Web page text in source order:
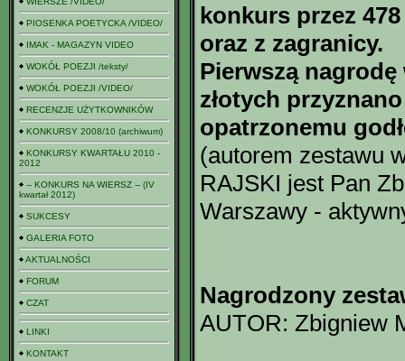
PIOSENKA POETYCKA /VIDEO/
IMAK - MAGAZYN VIDEO
WOKÓŁ POEZJI /teksty/
WOKÓŁ POEZJI /VIDEO/
RECENZJE UŻYTKOWNIKÓW
KONKURSY 2008/10 (archiwum)
KONKURSY KWARTAŁU 2010 -
2012
-- KONKURS NA WIERSZ -- (IV
kwartał 2012)
SUKCESY
GALERIA FOTO
AKTUALNOŚCI
FORUM
CZAT
LINKI
KONTAKT
konkurs przez
oraz z zagranicy.
Pierwszą
złotych
opatrzonemu
(autorem zestawu
RAJSKI jest Pan
Warszawy -
Nagrodzony
AUTOR: Zbigniew